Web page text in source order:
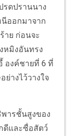
รดปรานนาง
นีออกมาจาก
าย ก่อนจะ
หมิงอันทรง
องค์ชายที่ 6 ที่
างไว้วางใจ
พารชั้นสูงของ
ดีและซื่อสัตว์